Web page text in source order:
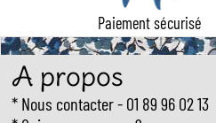
Paiement sécurisé
A propos
Nous contacter- 01 89 96 02 13